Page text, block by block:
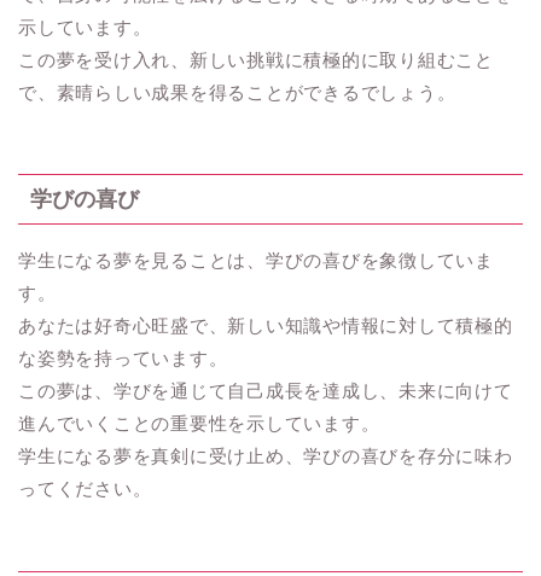
示しています。
この夢を受け入れ、新しい挑戦に積極的に取り組むこと
で、素晴らしい成果を得ることができるでしょう。
学びの喜び
学生になる夢を見ることは、学びの喜びを象徴していま
す。
あなたは好奇心旺盛で、新しい知識や情報に対して積極的
な姿勢を持っています。
この夢は、学びを通じて自己成長を達成し、未来に向けて
進んでいくことの重要性を示しています。
学生になる夢を真剣に受け止め、学びの喜びを存分に味わ
ってください。